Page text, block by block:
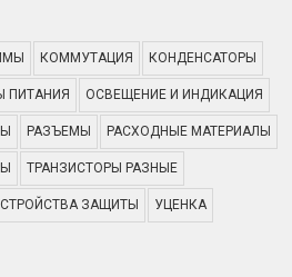
КОММУТАЦИЯ КОНДЕНСАТОРЫ
ПИТАНИЯ ОСВЕЩЕНИЕ И ИНДИКАЦИЯ
РАЗЪЕМЫ РАСХОДНЫЕ МАТЕРИАЛЫ
ТРАНЗИСТОРЫ РАЗНЫЕ
ЗАЩИТЫ УЦЕНКА